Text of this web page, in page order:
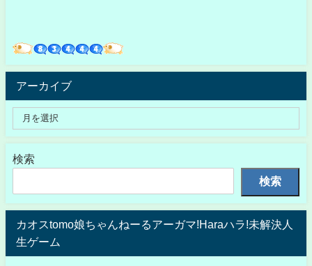
アーカイブ
検索
検索
カオスtomo娘ちゃんねーるアーガマ!Haraハラ!未解決人
生ゲーム